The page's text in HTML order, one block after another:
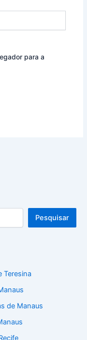
para a
Pesquisar
Teresina
de Manaus